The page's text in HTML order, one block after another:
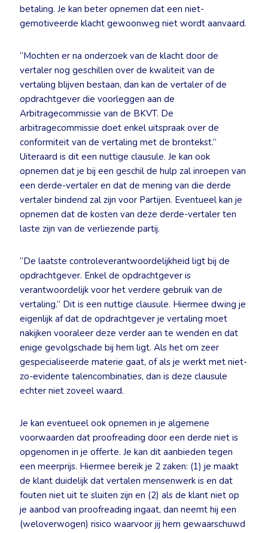
betaling. Je kan beter opnemen dat een niet-
gemotiveerde klacht gewoonweg niet wordt aanvaard.
“Mochten er na onderzoek van de klacht door de
vertaler nog geschillen over de kwaliteit van de
vertaling blijven bestaan, dan kan de vertaler of de
opdrachtgever die voorleggen aan de
Arbitragecommissie van de BKVT. De
arbitragecommissie doet enkel uitspraak over de
conformiteit van de vertaling met de brontekst.”
Uiteraard is dit een nuttige clausule. Je kan ook
opnemen dat je bij een geschil de hulp zal inroepen van
een derde-vertaler en dat de mening van die derde
vertaler bindend zal zijn voor Partijen. Eventueel kan je
opnemen dat de kosten van deze derde-vertaler ten
laste zijn van de verliezende partij.
“De laatste controleverantwoordelijkheid ligt bij de
opdrachtgever. Enkel de opdrachtgever is
verantwoordelijk voor het verdere gebruik van de
vertaling.” Dit is een nuttige clausule. Hiermee dwing je
eigenlijk af dat de opdrachtgever je vertaling moet
nakijken vooraleer deze verder aan te wenden en dat
enige gevolgschade bij hem ligt. Als het om zeer
gespecialiseerde materie gaat, of als je werkt met niet-
zo-evidente talencombinaties, dan is deze clausule
echter niet zoveel waard.
Je kan eventueel ook opnemen in je algemene
voorwaarden dat proofreading door een derde niet is
opgenomen in je offerte. Je kan dit aanbieden tegen
een meerprijs. Hiermee bereik je 2 zaken: (1) je maakt
de klant duidelijk dat vertalen mensenwerk is en dat
fouten niet uit te sluiten zijn en (2) als de klant niet op
je aanbod van proofreading ingaat, dan neemt hij een
(weloverwogen) risico waarvoor jij hem gewaarschuwd